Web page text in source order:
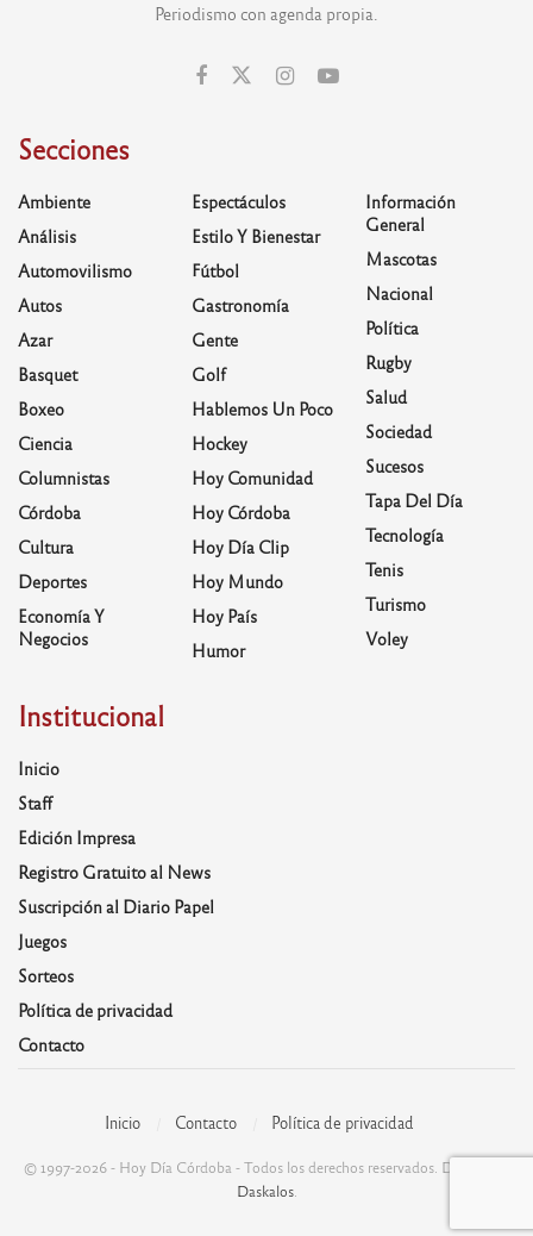
Periodismo con agenda propia.
Secciones
Ambiente
Análisis
Automovilismo
Autos
Azar
Basquet
Boxeo
Ciencia
Columnistas
Córdoba
Cultura
Deportes
Economía Y
Negocios
Espectáculos
Estilo Y Bienestar
Fútbol
Gastronomía
Gente
Golf
Hablemos Un Poco
Hockey
Hoy Comunidad
Hoy Córdoba
Hoy Día Clip
Hoy Mundo
Hoy País
Humor
Información
General
Mascotas
Nacional
Política
Rugby
Salud
Sociedad
Sucesos
Tapa Del Día
Tecnología
Tenis
Turismo
Voley
Institucional
Inicio
Staff
Edición Impresa
Registro Gratuito al News
Suscripción al Diario Papel
Juegos
Sorteos
Política de privacidad
Contacto
Inicio Contacto Política de privacidad
© 1997-2026 - Hoy Día Córdoba - Todos los derechos reservados. Desarrolla:
Daskalos.